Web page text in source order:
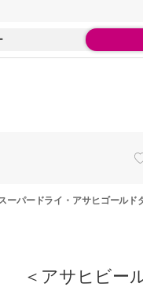
ーパードライ・アサヒゴールド
＜アサヒビー